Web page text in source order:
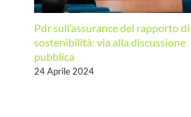
Pdr sull’assurance del rapporto di
sostenibilità: via alla discussione
pubblica
24 Aprile 2024